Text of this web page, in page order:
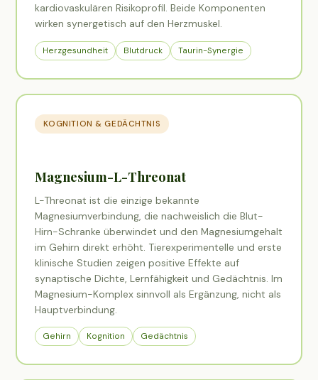
kardiovaskulären Risikoprofil. Beide Komponenten
wirken synergetisch auf den Herzmuskel.
Herzgesundheit Blutdruck Taurin-Synergie
KOGNITION & GEDÄCHTNIS
Magnesium-L-Threonat
L-Threonat ist die einzige bekannte
Magnesiumverbindung, die nachweislich die Blut-
Hirn-Schranke überwindet und den Magnesiumgehalt
im Gehirn direkt erhöht. Tierexperimentelle und erste
klinische Studien zeigen positive Effekte auf
synaptische Dichte, Lernfähigkeit und Gedächtnis. Im
Magnesium-Komplex sinnvoll als Ergänzung, nicht als
Hauptverbindung.
Gehirn Kognition Gedächtnis